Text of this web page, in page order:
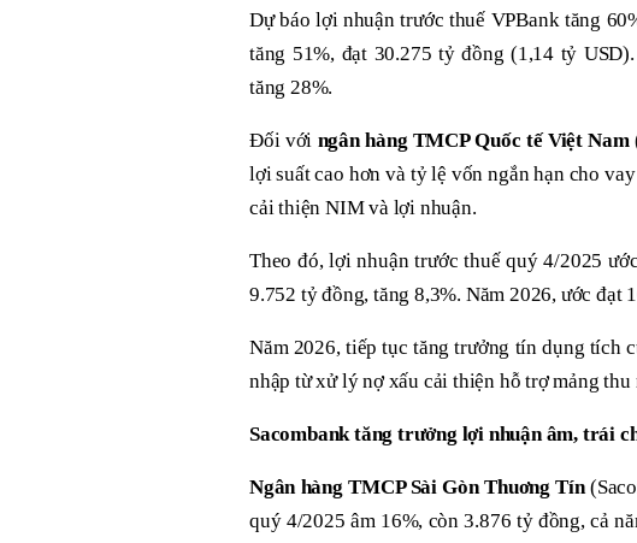
Dự báo lợi nhuận trước thuế VPBank tăng
tăng 51%, đạt 30.275 tỷ đồng (1,14 tỷ
tăng 28%.
Đối với ngân hàng TMCP Quốc tế Việt Nam
lợi suất cao hơn và tỷ lệ vốn ngắn hạn cho
cải thiện NIM và lợi nhuận.
Theo đó, lợi nhuận trước thuế quý 4/2025
9.752 tỷ đồng, tăng 8,3%. Năm 2026, ước đạt
Năm 2026, tiếp tục tăng trưởng tín dụng tích
nhập từ xử lý nợ xấu cải thiện hỗ trợ mảng thu
Sacombank tăng trưởng lợi nhuận âm, trái
Ngân hàng TMCP Sài Gòn Thuơng Tín
quý 4/2025 âm 16%, còn 3.876 tỷ đồng, cả